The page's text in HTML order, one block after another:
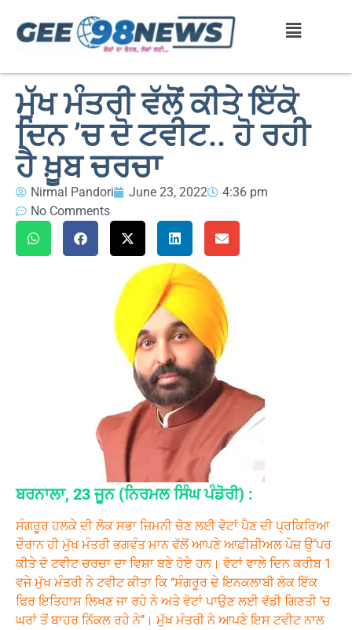
ਮੁੱਖ ਮੰਤਰੀ ਵੱਲੋਂ ਕੀਤੇ ਇੱਕੋ
ਦਿਨ ’ਚ ਦੋ ਟਵੀਟ.. ਹੋ ਰਹੀ
ਹੈ ਖ਼ੂਬ ਚਰਚਾ
Nirmal Pandori June 23, 2022
4:36 pm
No Comments
ਬਰਨਾਲਾ, 23 ਜੂਨ (ਨਿਰਮਲ ਸਿੰਘ ਪੰਡੋਰੀ) :
ਸੰਗਰੂਰ ਹਲਕੇ ਦੀ ਲੋਕ ਸਭਾ ਜ਼ਿਮਨੀ ਚੋਣ ਲਈ ਵੋਟਾਂ ਪੈਣ ਦੀ ਪ੍ਰਕਿਰਿਆ
ਦੌਰਾਨ ਹੀ ਮੁੱਖ ਮੰਤਰੀ ਭਗਵੰਤ ਮਾਨ ਵੱਲੋਂ ਆਪਣੇ ਆਫ਼ੀਸ਼ੀਅਲ ਪੇਜ਼ ਉੱਪਰ
ਕੀਤੇ ਦੋ ਟਵੀਟ ਚਰਚਾ ਦਾ ਵਿਸ਼ਾ ਬਣੇ ਹੋਏ ਹਨ। ਵੋਟਾਂ ਵਾਲੇ ਦਿਨ ਕਰੀਬ 1
ਵਜੇ ਮੁੱਖ ਮੰਤਰੀ ਨੇ ਟਵੀਟ ਕੀਤਾ ਕਿ ‘‘ਸੰਗਰੂਰ ਦੇ ਇਨਕਲਾਬੀ ਲੋਕ ਇੱਕ
ਫਿਰ ਇਤਿਹਾਸ ਲਿਖਣ ਜਾ ਰਹੇ ਨੇ ਅਤੇ ਵੋਟਾਂ ਪਾਉਣ ਲਈ ਵੱਡੀ ਗਿਣਤੀ ’ਚ
ਘਰਾਂ ਤੋਂ ਬਾਹਰ ਨਿੱਕਲ ਰਹੇ ਨੇ’’। ਮੁੱਖ ਮੰਤਰੀ ਨੇ ਆਪਣੇ ਇਸ ਟਵੀਟ ਨਾਲ